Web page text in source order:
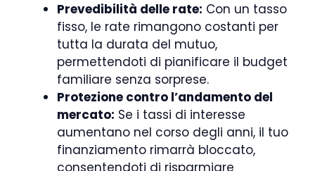
Prevedibilità delle rate: Con un tasso
fisso, le rate rimangono costanti per
tutta la durata del mutuo,
permettendoti di pianificare il budget
familiare senza sorprese.
Protezione contro l’andamento del
mercato: Se i tassi di interesse
aumentano nel corso degli anni, il tuo
finanziamento rimarrà bloccato,
consentendoti di risparmiare